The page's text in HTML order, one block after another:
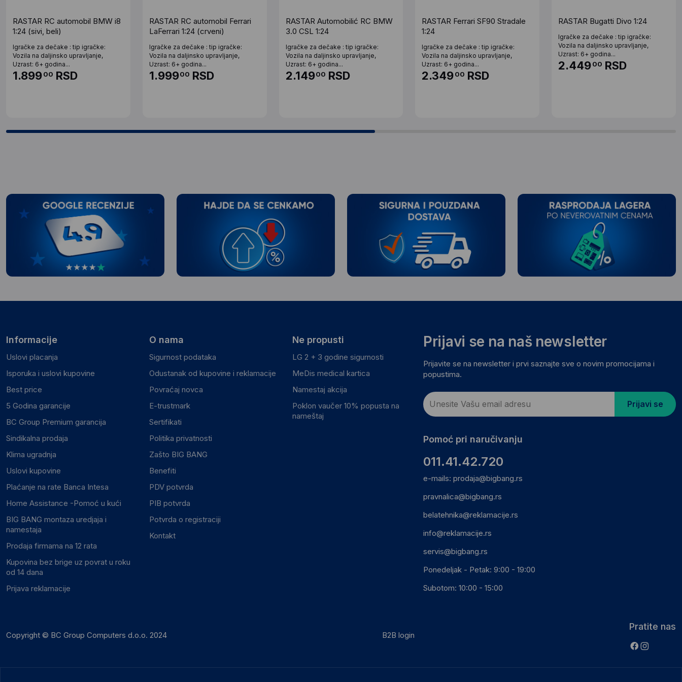
RASTAR RC automobil BMW i8
1:24 (sivi, beli)
Igračke za dečake : tip igračke:
Vozila na daljinsko upravljanje,
Uzrast: 6+ godina...
1.89900 RSD
RASTAR RC automobil Ferrari
LaFerrari 1:24 (crveni)
Igračke za dečake : tip igračke:
Vozila na daljinsko upravljanje,
Uzrast: 6+ godina...
1.99900 RSD
RASTAR Automobilić RC BMW
3.0 CSL 1:24
Igračke za dečake : tip igračke:
Vozila na daljinsko upravljanje,
Uzrast: 6+ godina...
2.14900 RSD
RASTAR Ferrari SF90 Stradale
1:24
Igračke za dečake : tip igračke:
Vozila na daljinsko upravljanje,
Uzrast: 6+ godina...
2.34900 RSD
RASTAR Bugatti Divo 1:24
Igračke za dečake : tip igračke:
Vozila na daljinsko upravljanje,
Uzrast: 6+ godina...
2.44900 RSD
Informacije
Uslovi placanja
Isporuka i uslovi kupovine
Best price
5 Godina garancije
BC Group Premium garancija
Sindikalna prodaja
Klima ugradnja
Uslovi kupovine
Plaćanje na rate Banca Intesa
Home Assistance -Pomoć u kući
BIG BANG montaza uredjaja i
namestaja
Prodaja firmama na 12 rata
Kupovina bez brige uz povrat u roku
od 14 dana
Prijava reklamacije
O nama
Sigurnost podataka
Odustanak od kupovine i reklamacije
Povraćaj novca
E-trustmark
Sertifikati
Politika privatnosti
Zašto BIG BANG
Benefiti
PDV potvrda
PIB potvrda
Potvrda o registraciji
Kontakt
Ne propusti
LG 2 + 3 godine sigurnosti
MeDis medical kartica
Namestaj akcija
Poklon vaučer 10% popusta na
nameštaj
Prijavi se na naš newsletter
Prijavite se na newsletter i prvi saznajte sve o novim promocijama i
popustima.
Prijavi se
Pomoć pri naručivanju
011.41.42.720
e-mails: prodaja@bigbang.rs
pravnalica@bigbang.rs
belatehnika@reklamacije.rs
info@reklamacije.rs
servis@bigbang.rs
Ponedeljak - Petak: 9:00 - 19:00
Subotom: 10:00 - 15:00
Copyright © BC Group Computers d.o.o. 2024 B2B login
Pratite nas